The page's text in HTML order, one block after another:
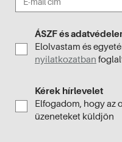
ÁSZF és
Elolvastam és
nyilatkozatban
Kérek hírlevelet
Elfogadom, hogy az
üzeneteket küldjön